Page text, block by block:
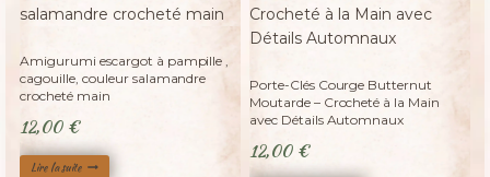
Adopté
Amigurumi escargot à pampille ,
cagouille, couleur salamandre
crocheté main
12,00 €
Lire la suite
Porte-Clés Courge Butternut
Moutarde – Crocheté à la Main
avec Détails Automnaux
12,00 €